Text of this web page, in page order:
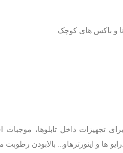
تجهیزات داخل تابلوها، موجبات
ها و اینورترهاو… بالابودن